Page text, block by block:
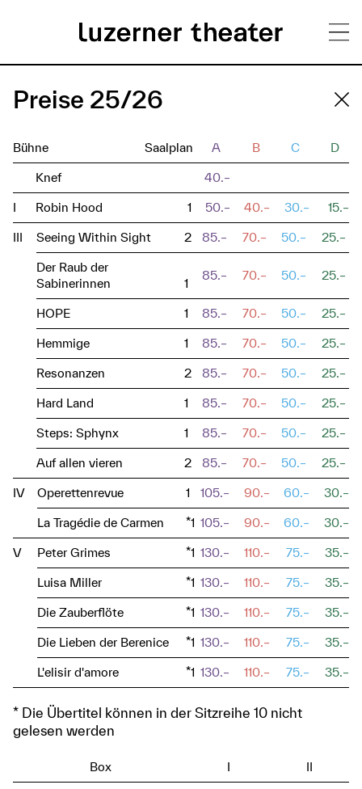
zum
Inhalt
H
u
t
m
Preise 25/26
Bühne Saalplan A B C D
Knef 40.–
I Robin Hood 1 50.– 40.– 30.– 15.–
III Seeing Within Sight 2 85.– 70.– 50.– 25.–
Der Raub der
Sabinerinnen
1
85.– 70.– 50.– 25.–
HOPE 1 85.– 70.– 50.– 25.–
Hemmige 1 85.– 70.– 50.– 25.–
Resonanzen 2 85.– 70.– 50.– 25.–
Hard Land 1 85.– 70.– 50.– 25.–
Steps: Sphynx 1 85.– 70.– 50.– 25.–
Auf allen vieren 2 85.– 70.– 50.– 25.–
IV Operettenrevue 1 105.– 90.– 60.– 30.–
La Tragédie de Carmen *1 105.– 90.– 60.– 30.–
V Peter Grimes *1 130.– 110.– 75.– 35.–
Luisa Miller *1 130.– 110.– 75.– 35.–
Die Zauberflöte *1 130.– 110.– 75.– 35.–
Die Lieben der Berenice *1 130.– 110.– 75.– 35.–
L'elisir d'amore *1 130.– 110.– 75.– 35.–
* Die Übertitel können in der Sitzreihe 10 nicht
gelesen werden
Box I II